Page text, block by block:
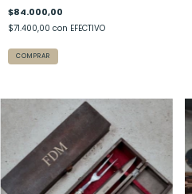
$84.000,00
$71.400,00 con EFECTIVO